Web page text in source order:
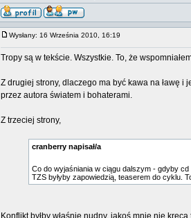
Wysłany: 16 Września 2010, 16:19
Tropy są w tekście. Wszystkie. To, że
Z drugiej strony, dlaczego ma być kawa na ławę i
przez autora światem i bohaterami.
Z trzeciej strony,
cranberry napisał/a
Co do wyjaśniania w ciągu dalszym - gdyby cd
TZS byłyby zapowiedzią, teaserem do cyklu.
Konflikt byłby właśnie nudny, jakoś mnie nie